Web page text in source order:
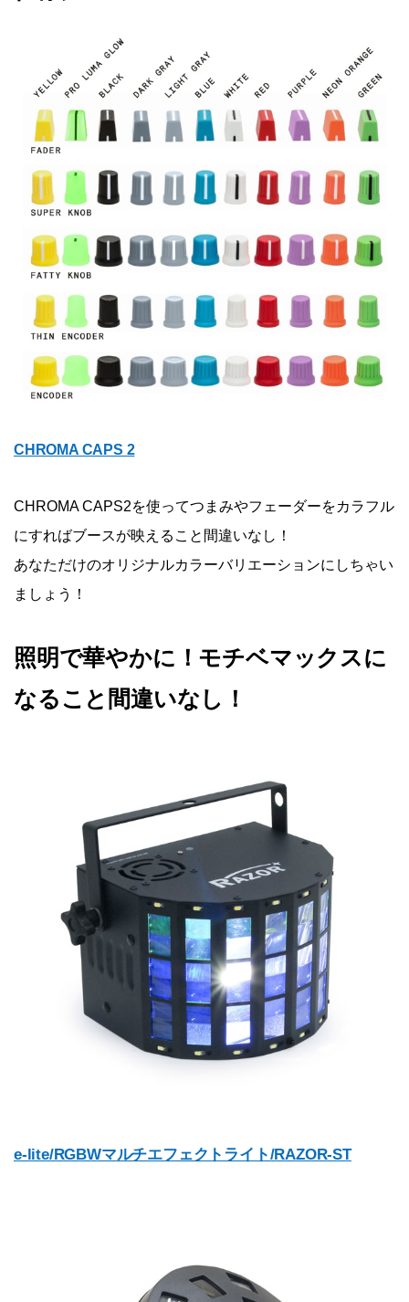
CHROMA CAPS 2
CHROMA CAPS2を使ってつまみやフェーダーをカラフル
にすればブースが映えること間違いなし！
あなただけのオリジナルカラーバリエーションにしちゃい
ましょう！
照明で華やかに！モチベマックスに
なること間違いなし！
e-lite/RGBWマルチエフェクトライト/RAZOR-ST